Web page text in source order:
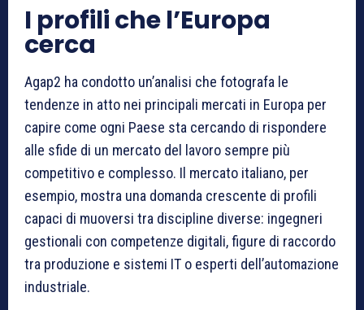
I profili che l’Europa
cerca
Agap2 ha condotto un’analisi che fotografa le
tendenze in atto nei principali mercati in Europa per
capire come ogni Paese sta cercando di rispondere
alle sfide di un mercato del lavoro sempre più
competitivo e complesso. Il mercato italiano, per
esempio, mostra una domanda crescente di profili
capaci di muoversi tra discipline diverse: ingegneri
gestionali con competenze digitali, figure di raccordo
tra produzione e sistemi IT o esperti dell’automazione
industriale.